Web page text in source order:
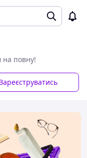
на повну!